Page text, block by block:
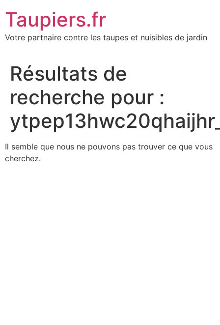
au
contenu
Taupiers.fr
Votre partnaire contre les taupes et nuisibles de jardin
Résultats de
recherche pour :
Il semble que nous ne pouvons pas trouver ce que vous
cherchez.